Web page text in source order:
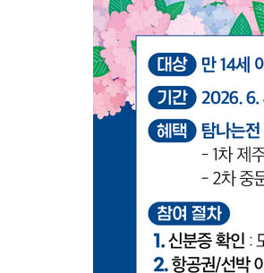
與 강원·TK 당원투표 합산 김민
[속보]與전대 권리당원투표…강원
[속보]與 당대표 경선, 경북 권리
[속보]與 당대표 경선, 대구 권리
[속보]與 당대표 경선, 강원 권리
"일본축구협회, 대한축구협회 성 접
[속보]장은수, KLPGA 제주삼다수
"얼마나 더웠으면"…안동 물길공원서
손흥민, 68분 뛰고 2경기 침묵…LAFC,